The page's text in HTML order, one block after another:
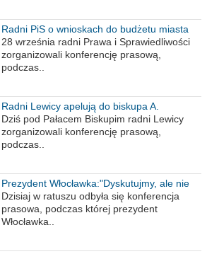
Radni PiS o wnioskach do budżetu miasta
na 2021 rok
28 września radni Prawa i Sprawiedliwości
zorganizowali konferencję prasową,
podczas..
Radni Lewicy apelują do biskupa A.
Wiesława Meringa
Dziś pod Pałacem Biskupim radni Lewicy
zorganizowali konferencję prasową,
podczas..
Prezydent Włocławka:"Dyskutujmy, ale nie
obrażajmy się”
Dzisiaj w ratuszu odbyła się konferencja
prasowa, podczas której prezydent
Włocławka..